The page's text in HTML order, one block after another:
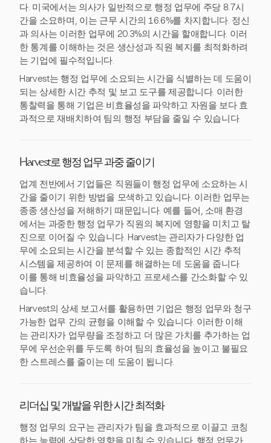
다. 미국에서는 의사가 일반적으로 행정 업무에 주당 8.7시
간을 소요하며, 이는 근무 시간의 16.6%를 차지합니다. 정신
과 의사는 이러한 업무에 20.3%의 시간을 할애합니다. 이러
한 통계를 이해하는 것은 생산성과 직원 복지를 최적화하려
는 기업에 필수적입니다.
Harvest는 행정 업무에 소요되는 시간을 식별하는 데 도움이
되는 상세한 시간 추적 및 보고 도구를 제공합니다. 이러한
통찰력을 통해 기업은 비효율성을 파악하고 자원을 보다 효
과적으로 재배치하여 팀의 행정 부담을 줄일 수 있습니다.
Harvest로 행정 업무 과중 줄이기
업계 전반에서 기업들은 직원들이 행정 업무에 소요하는 시
간을 줄이기 위한 방법을 모색하고 있습니다. 이러한 업무는
종종 생산성을 저해하기 때문입니다. 예를 들어, 소매 환경
에서는 과중한 행정 업무가 직원의 복지에 영향을 미치고 탈
진으로 이어질 수 있습니다. Harvest는 관리자가 다양한 업
무에 소요되는 시간을 분석할 수 있는 종합적인 시간 추적
시스템을 제공하여 이 문제를 해결하는 데 도움을 줍니다.
이를 통해 비효율성을 파악하고 프로세스를 간소화할 수 있
습니다.
Harvest의 상세 보고서를 활용하면 기업은 행정 업무와 청구
가능한 업무 간의 균형을 이해할 수 있습니다. 이러한 이해
는 관리자가 업무량을 조정하고 더 많은 가치를 추가하는 업
무에 우선순위를 두도록 하여 팀의 효율성을 높이고 불필요
한 스트레스를 줄이는 데 도움이 됩니다.
리더십 및 개발을 위한 시간 최적화
행정 업무의 요구는 관리자가 팀을 효과적으로 이끌고 코칭
하는 능력에 상당한 영향을 미칠 수 있습니다. 행정 업무가